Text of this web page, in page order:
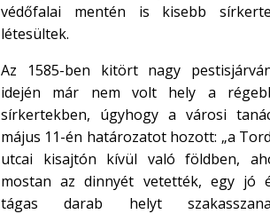
védőfalai mentén is kisebb
létesültek.
Az 1585-ben kitört nagy
idején már nem volt hely a
sírkertekben, úgyhogy a városi
május 11-én határozatot hozott: „a
utcai kisajtón kívül való földben,
mostan az dinnyét vetették, egy jó
tágas darab helyt